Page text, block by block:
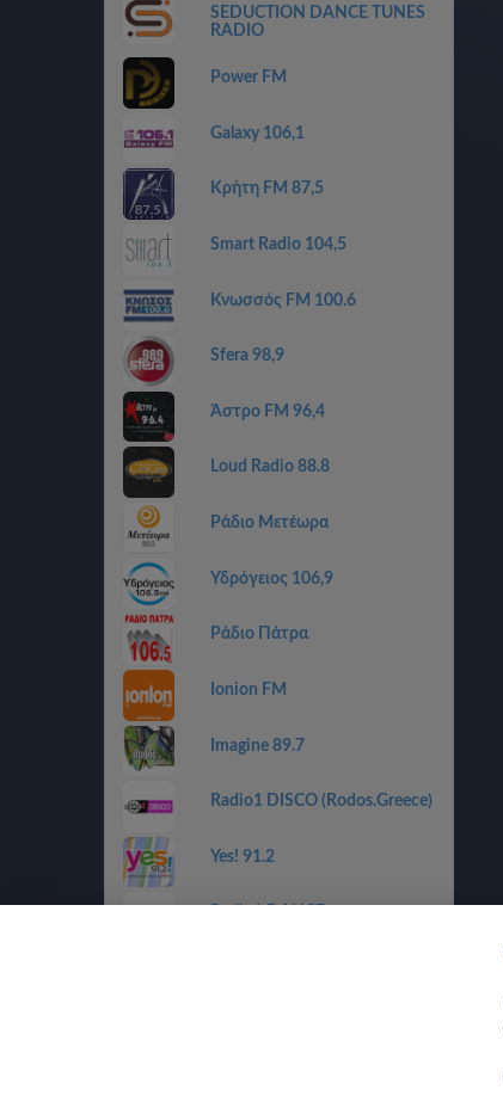
SEDUCTION DANCE TUNES
RADIO
Power FM
Galaxy 106,1
Κρήτη FM 87,5
Smart Radio 104,5
Κνωσσός FM 100.6
Sfera 98,9
Άστρο FM 96,4
Loud Radio 88.8
Ράδιο Μετέωρα
Υδρόγειος 106,9
Ράδιο Πάτρα
Ionion FM
Imagine 89.7
Radio1 DISCO (Rodos.Greece)
Yes! 91.2